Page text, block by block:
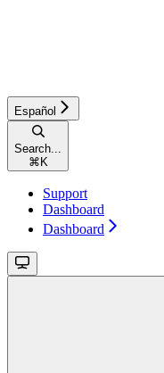
Español
Search...
⌘ K
Support
Dashboard
Dashboard